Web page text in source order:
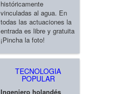
históricamente
vinculadas al agua. En
todas las actuaciones la
entrada es libre y gratuita
¡Pincha la foto!
TECNOLOGIA
POPULAR
Ingeniero holandés